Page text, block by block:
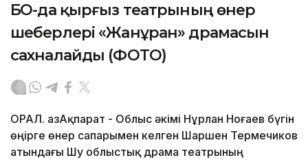
БҚО-да қырғыз театрының өнер
шеберлері «Жанұран» драмасын
сахналайды (ФОТО)
ОРАЛ. ҚазАқпарат - Облыс әкімі Нұрлан Ноғаев бүгін
өңірге өнер сапарымен келген Шаршен Термечиков
атындағы Шу облыстық драма театрының